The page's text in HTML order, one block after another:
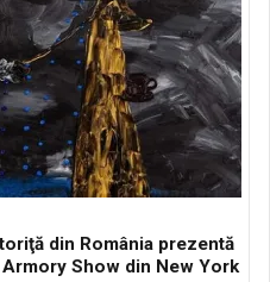
din România prezentă
Show din New York